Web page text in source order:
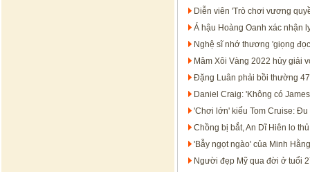
Diễn viên 'Trò chơi vương
Á hậu Hoàng Oanh xác nhận
Nghệ sĩ nhớ thương 'giọng
Mâm Xôi Vàng 2022 hủy giải
Đặng Luân phải bồi thường
Daniel Craig: 'Không có
'Chơi lớn' kiểu Tom Cruise:
Chồng bị bắt, An Dĩ Hiên lo
'Bẫy ngọt ngào' của Minh
Người đẹp Mỹ qua đời ở tuổi